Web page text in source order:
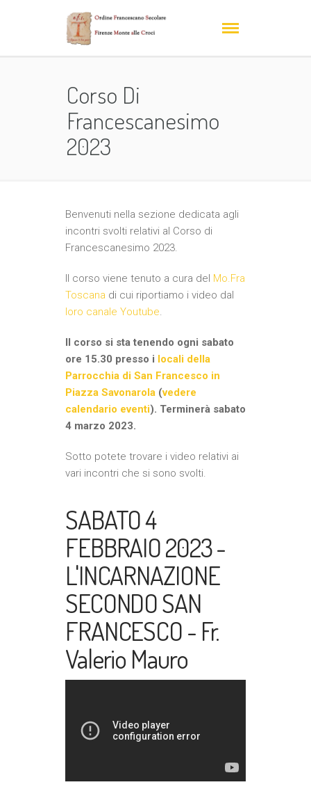
Corso Di
Francescanesimo
2023
Benvenuti nella sezione dedicata agli
incontri svolti relativi al Corso di
Francescanesimo 2023.
Il corso viene tenuto a cura del Mo.Fra
Toscana di cui riportiamo i video dal
loro canale Youtube.
Il corso si sta tenendo ogni sabato
ore 15.30 presso i locali della
Parrocchia di San Francesco in
Piazza Savonarola (vedere
calendario eventi). Terminerà sabato
4 marzo 2023.
Sotto potete trovare i video relativi ai
vari incontri che si sono svolti.
SABATO 4
FEBBRAIO 2023 -
L'INCARNAZIONE
SECONDO SAN
FRANCESCO - Fr.
Valerio Mauro